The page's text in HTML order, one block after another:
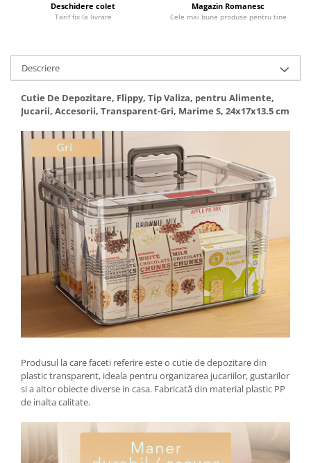
Tocatoare furaje
Motocoase, Trimmere si Masini de
tuns gazon
Motocositori cu motoare 2T
Trimmere electrice
Masini de tuns gazon pe benzina
Tractoraș de tuns gazonul
Zootehnie
Incubatoare, oparitoare si
deplumatoare
Echipamente pentru animale
Aparate de tuns animale
Piese si accesorii aparate de tuns
animale
Tarcuri animale
Masini batut stalpi si accesorii
Roabe & accesorii
Casute gradina si cutii depozitare
Mobilier gradina
Corturi, Prelate si plase de
Lopeti zapada
Deschidere colet
Tarif fix la livrare
Magazin Romanesc
Cele mai bune produse pentru tine
Descriere
Cutie De Depozitare, Flippy, Tip Valiza, pentru Alimente,
Jucarii, Accesorii, Transparent-Gri, Marime S, 24x17x13.5 cm
Produsul la care faceti referire este o cutie de depozitare din
plastic transparent, ideala pentru organizarea jucariilor, gustarilor
si a altor obiecte diverse in casa. Fabricată din material plastic PP
de inalta calitate.